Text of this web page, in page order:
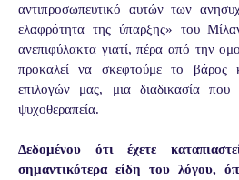
αντιπροσωπευτικό αυτών των
ελαφρότητα της ύπαρξης» του
ανεπιφύλακτα γιατί, πέρα από την
προκαλεί να σκεφτούμε το βάρος
επιλογών μας, μια διαδικασία που
ψυχοθεραπεία.
Δεδομένου ότι έχετε
σημαντικότερα είδη του λόγου,